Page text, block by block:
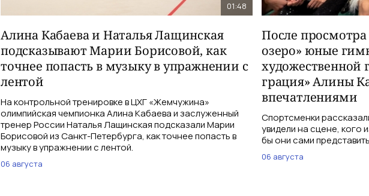
01:48
Алина Кабаева и Наталья Лащинская
подсказывают Марии Борисовой, как
точнее попасть в музыку в упражнении с
лентой
На контрольной тренировке в ЦХГ «Жемчужина»
олимпийская чемпионка Алина Кабаева и заслуженный
тренер России Наталья Лащинская подсказали Марии
Борисовой из Санкт-Петербурга, как точнее попасть в
музыку в упражнении с лентой.
06 августа
После просмотра
озеро» юные
художественной
грация» Алины
впечатлениями
Спортсменки
увидели на сцене, кого
бы они сами
06 августа